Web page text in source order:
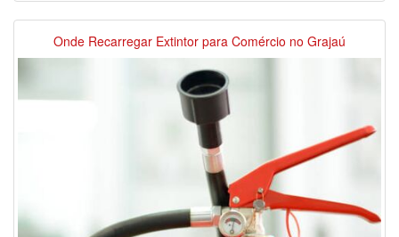
Onde Recarregar Extintor para Comércio no Grajaú